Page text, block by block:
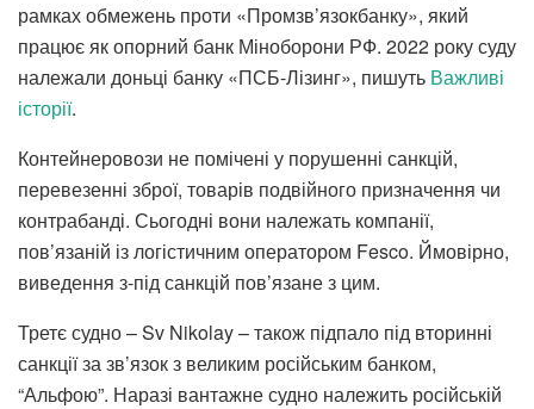
рамках обмежень проти «Промзв’язокбанку», який
працює як опорний банк Міноборони РФ. 2022 року суду
належали доньці банку «ПСБ-Лізинг», пишуть Важливі
історії.
Контейнеровози не помічені у порушенні санкцій,
перевезенні зброї, товарів подвійного призначення чи
контрабанді. Сьогодні вони належать компанії,
пов’язаній із логістичним оператором Fesco. Ймовірно,
виведення з-під санкцій пов’язане з цим.
Третє судно – Sv Nikolay – також підпало під вторинні
санкції за зв’язок з великим російським банком,
“Альфою”. Наразі вантажне судно належить російській